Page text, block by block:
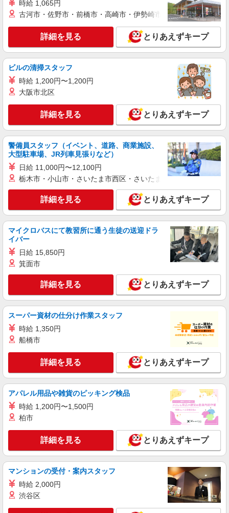
時給 1,065円
古河市・佐野市・前橋市・高崎市・伊勢崎市・太田市・館林市
詳細を見る とりあえずキープ
ビルの清掃スタッフ
時給 1,200円〜1,200円
大阪市北区
詳細を見る とりあえずキープ
警備員スタッフ（イベント、道路、商業施設、
大型駐車場、JR列車見張りなど）
日給 11,000円〜12,100円
栃木市・小山市・さいたま市西区・さいたま市岩槻区・久喜市・
詳細を見る とりあえずキープ
マイクロバスにて教習所に通う生徒の送迎ドラ
イバー
日給 15,850円
箕面市
詳細を見る とりあえずキープ
スーパー資材の仕分け作業スタッフ
時給 1,350円
船橋市
詳細を見る とりあえずキープ
アパレル用品や雑貨のピッキング検品
時給 1,200円〜1,500円
柏市
詳細を見る とりあえずキープ
マンションの受付・案内スタッフ
時給 2,000円
渋谷区